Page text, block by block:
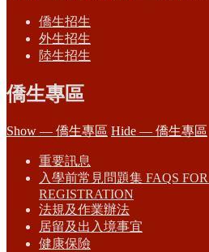
僑生招生
外生招生
陸生招生
僑生專區
Show — 僑生專區 Hide — 僑生專區
重要訊息
入學前常見問題集 FAQS
REGISTRATION
法規及作業辦法
居留及出入境事宜
健康保險